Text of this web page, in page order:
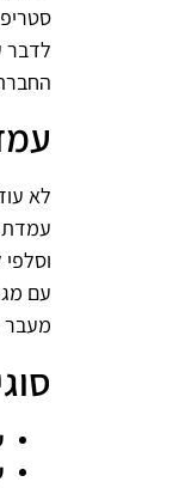
לדבר
לא
עמדת
עם
מעבר